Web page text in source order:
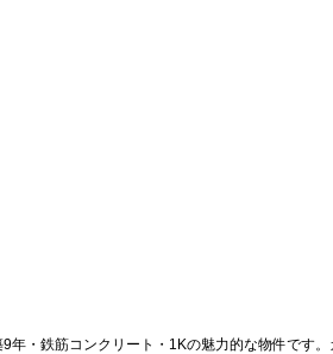
年・鉄筋コンクリート・1Kの魅力的な物件です。